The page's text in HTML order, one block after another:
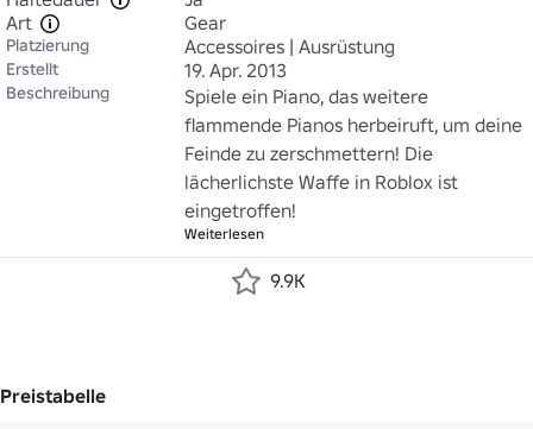
Art
Gear
Platzierung Accessoires | Ausrüstung
Erstellt 19. Apr. 2013
Beschreibung
Spiele ein Piano, das weitere
flammende Pianos herbeiruft, um deine
Feinde zu zerschmettern! Die
lächerlichste Waffe in Roblox ist
eingetroffen!
Weiterlesen
9.9K
Preistabelle